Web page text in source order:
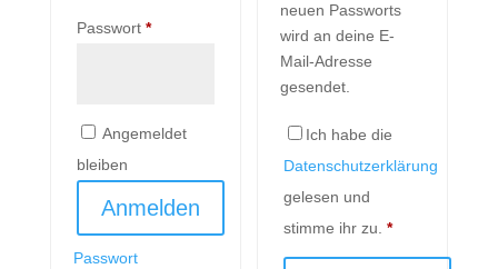
Passwort *
Angemeldet
bleiben
Anmelden
Passwort
neuen Passworts
wird an deine E-
Mail-Adresse
gesendet.
Ich habe die
Datenschutzerklärung
gelesen und
stimme ihr zu. *